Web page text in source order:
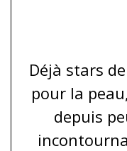
Déjà stars
pour la
depuis